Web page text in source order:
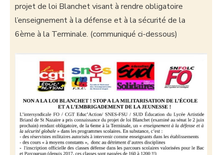
projet de loi Blanchet visant à rendre obligatoire
l’enseignement à la défense et à la sécurité de la
6ème à la Terminale. (communiqué ci-dessous)